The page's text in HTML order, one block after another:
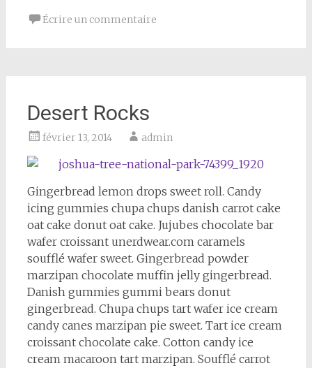
Écrire un commentaire
Desert Rocks
février 13, 2014 admin
Gingerbread lemon drops sweet roll. Candy
icing gummies chupa chups danish carrot cake
oat cake donut oat cake. Jujubes chocolate bar
wafer croissant unerdwear.com caramels
soufflé wafer sweet. Gingerbread powder
marzipan chocolate muffin jelly gingerbread.
Danish gummies gummi bears donut
gingerbread. Chupa chups tart wafer ice cream
candy canes marzipan pie sweet. Tart ice cream
croissant chocolate cake. Cotton candy ice
cream macaroon tart marzipan. Soufflé carrot